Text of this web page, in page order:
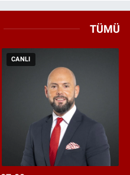
TÜMÜ
CANLI